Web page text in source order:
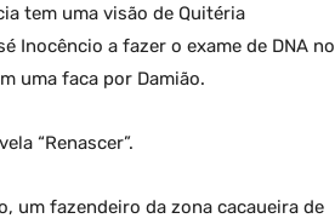
tem uma visão de Quitéria
Inocêncio a fazer o exame de DNA no
uma faca por Damião.
“Renascer”.
um fazendeiro da zona cacaueira de